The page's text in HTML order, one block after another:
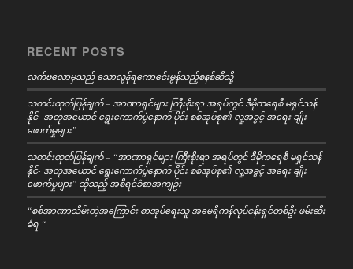
RECENT POSTS
လက်ဗလောမှသည် သောလွန်ရကောင်ေးမွန်သည့်စနစ်ဆီသို့
သတင်းထုတ်ပြန်ချက် – အာဏာရှင်များ ကြီးစိုးရာ အရပ်တွင် ဒီမိုကရေစီ မရှင်သန်
နိုင်- အတုအယောင် ရွေးကောက်ပွဲနောက် ပိုင်း စစ်အုပ်စု၏ လူ့အခွင့် အရေး ချိုး
ဖောက်မှုများ”
သတင်းထုတ်ပြန်ချက် – “အာဏာရှင်များ ကြီးစိုးရာ အရပ်တွင် ဒီမိုကရေစီ မရှင်သန်
နိုင်- အတုအယောင် ရွေးကောက်ပွဲနောက် ပိုင်း စစ်အုပ်စု၏ လူ့အခွင့် အရေး ချိုး
ဖောက်မှုများ” ဆိုသည့် အစီရင်ခံစာအကျဉ်း
“စစ်အာဏာသိမ်းတဲ့အကြောင်း စာအုပ်ရေးသူ အမေရိကန်လုပ်ငန်းရှင်တစ်ဦး ဖမ်းဆီး
ခံရ “